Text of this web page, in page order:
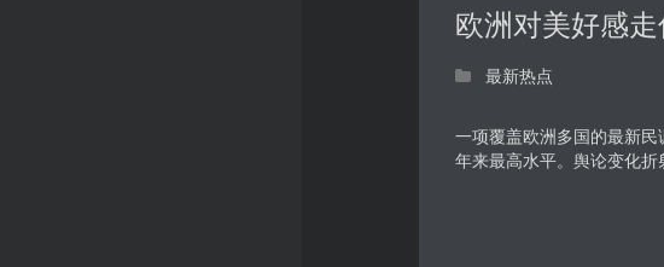
欧洲对美好感
最新热点
一项覆盖欧洲多国的最新
年来最高水平。舆论变化折